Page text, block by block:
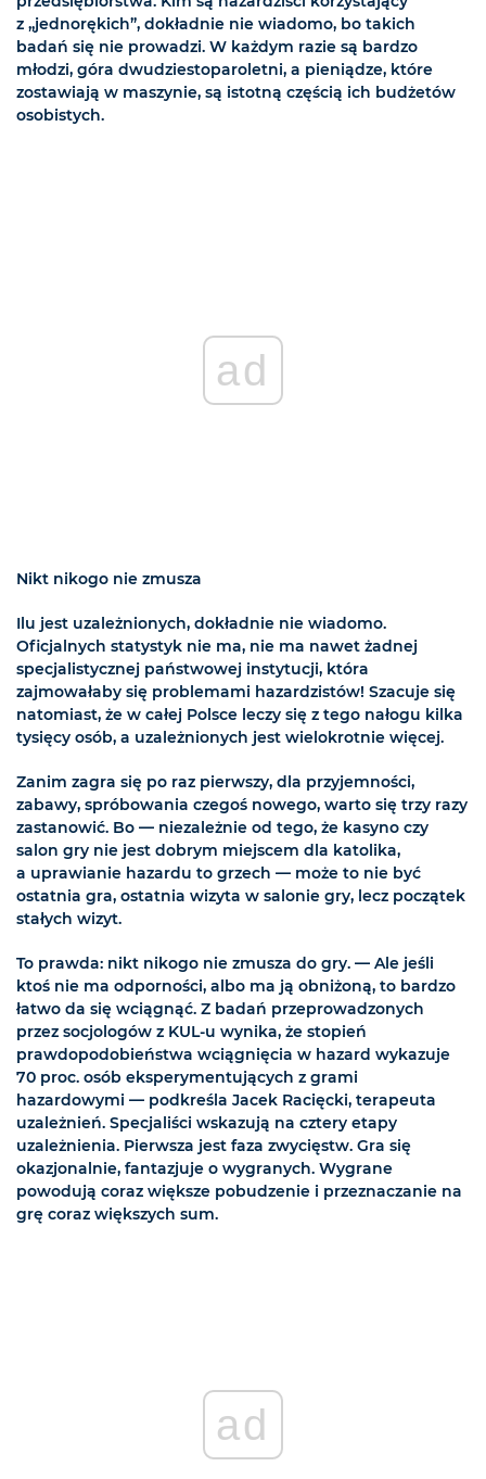
z „jednorękich”, dokładnie nie wiadomo, bo takich
badań się nie prowadzi. W każdym razie są bardzo
młodzi, góra dwudziestoparoletni, a pieniądze, które
zostawiają w maszynie, są istotną częścią ich budżetów
osobistych.
ad
Nikt nikogo nie zmusza
Ilu jest uzależnionych, dokładnie nie wiadomo.
Oficjalnych statystyk nie ma, nie ma nawet żadnej
specjalistycznej państwowej instytucji, która
zajmowałaby się problemami hazardzistów! Szacuje się
natomiast, że w całej Polsce leczy się z tego nałogu kilka
tysięcy osób, a uzależnionych jest wielokrotnie więcej.
Zanim zagra się po raz pierwszy, dla przyjemności,
zabawy, spróbowania czegoś nowego, warto się trzy razy
zastanowić. Bo — niezależnie od tego, że kasyno czy
salon gry nie jest dobrym miejscem dla katolika,
a uprawianie hazardu to grzech — może to nie być
ostatnia gra, ostatnia wizyta w salonie gry, lecz początek
stałych wizyt.
To prawda: nikt nikogo nie zmusza do gry. — Ale jeśli
ktoś nie ma odporności, albo ma ją obniżoną, to bardzo
łatwo da się wciągnąć. Z badań przeprowadzonych
przez socjologów z KUL-u wynika, że stopień
prawdopodobieństwa wciągnięcia w hazard wykazuje
70 proc. osób eksperymentujących z grami
hazardowymi — podkreśla Jacek Racięcki, terapeuta
uzależnień. Specjaliści wskazują na cztery etapy
uzależnienia. Pierwsza jest faza zwycięstw. Gra się
okazjonalnie, fantazjuje o wygranych. Wygrane
powodują coraz większe pobudzenie i przeznaczanie na
grę coraz większych sum.
ad